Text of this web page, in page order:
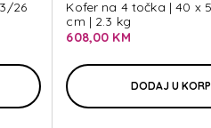
26
Kofer na 4 točka | 40 x
cm | 2.3 kg
608,00 KM
DODAJ U